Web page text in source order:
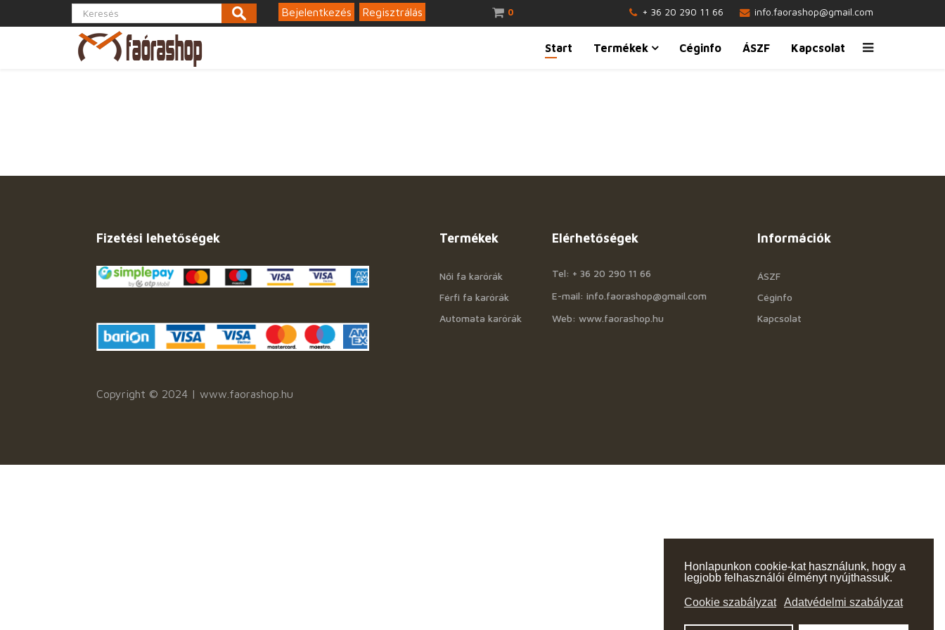
Honlapunkon cookie-kat használunk, hogy a
legjobb felhasználói élményt nyújthassuk.
Cookie szabályzat Adatvédelmi szabályzat
Bejelentkezés Regisztrálás 0 + 36 20 290 11 66 info.faorashop@gmail.com
Start Termékek Céginfo ÁSZF Kapcsolat
Fizetési lehetőségek
Copyright © 2024 | www.faorashop.hu
Termékek
Női fa karórák
Férfi fa karórák
Automata karórák
Elérhetőségek
Tel: + 36 20 290 11 66
E-mail: info.faorashop@gmail.com
Web: www.faorashop.hu
Információk
ÁSZF
Céginfo
Kapcsolat